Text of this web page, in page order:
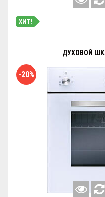
ХИТ!
ДУХОВОЙ
-20%